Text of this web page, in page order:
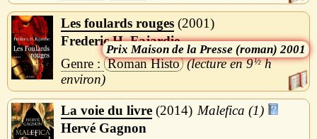
Les foulards rouges 2001
Maison de la Presse (roman) 2001
Frederic H. Fajardie
Roman Histo
9½h
La voie du livre 2014
Malefica (1)
Hervé Gagnon